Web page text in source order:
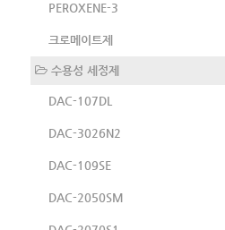
PEROXENE-3
크로메이트제
수용성 세정제
DAC-107DL
DAC-3026N2
DAC-109SE
DAC-2050SM